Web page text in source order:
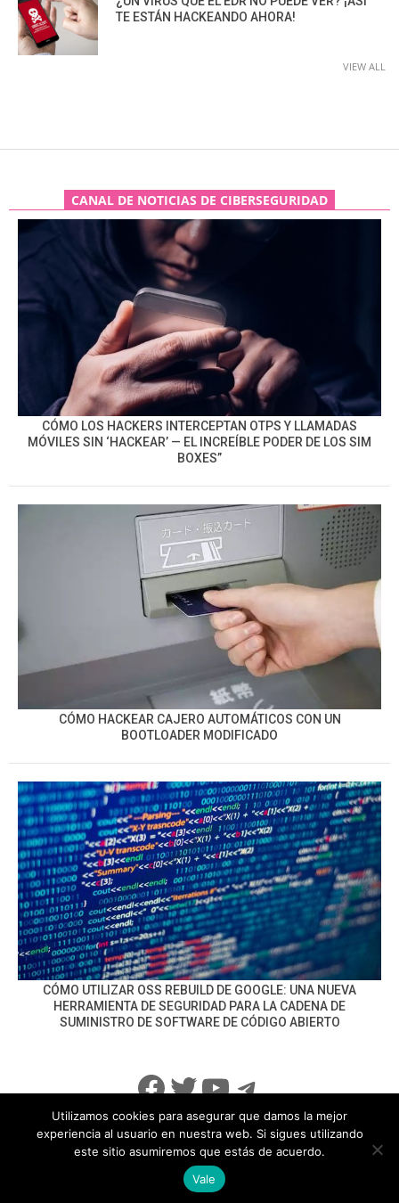
TE ESTÁN HACKEANDO AHORA!
VIEW ALL
CANAL DE NOTICIAS DE CIBERSEGURIDAD
CÓMO LOS HACKERS INTERCEPTAN OTPS Y LLAMADAS
MÓVILES SIN ‘HACKEAR’ — EL INCREÍBLE PODER DE LOS SIM
BOXES”
CÓMO HACKEAR CAJERO AUTOMÁTICOS CON UN
BOOTLOADER MODIFICADO
CÓMO UTILIZAR OSS REBUILD DE GOOGLE: UNA NUEVA
HERRAMIENTA DE SEGURIDAD PARA LA CADENA DE
SUMINISTRO DE SOFTWARE DE CÓDIGO ABIERTO
Facebook
Twitter
YouTube
Telegram
info@noticiasseguridad.com Política de Privacidad
Utilizamos cookies para asegurar que damos la mejor
experiencia al usuario en nuestra web. Si sigues utilizando
este sitio asumiremos que estás de acuerdo.
Vale